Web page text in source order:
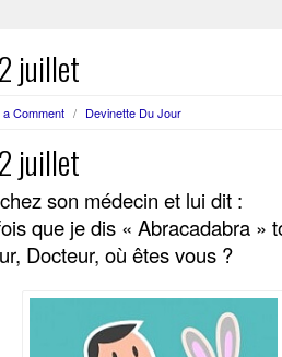
juillet
Comment / Devinette Du Jour
juillet
son médecin et lui dit :
que je dis « Abracadabra »
Docteur, où êtes vous ?